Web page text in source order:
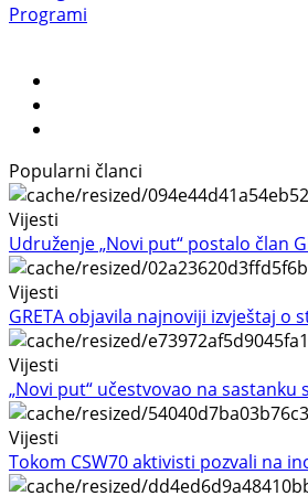
Programi
Popularni članci
Vijesti
Udruženje „Novi put“ postalo član
Vijesti
GRETA objavila najnoviji izvještaj o
Vijesti
„Novi put“ učestvovao na sastanku
Vijesti
Tokom CSW70 aktivisti pozvali na